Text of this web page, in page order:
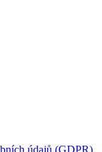
údajů (GDPR)